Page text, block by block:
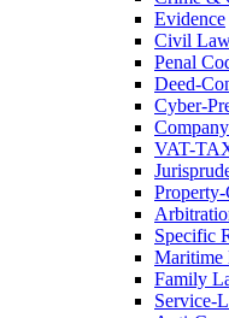
Evidence
Civil
Penal
Deed-
Cyber-
VAT-
Specific
Maritime
Family
Service-